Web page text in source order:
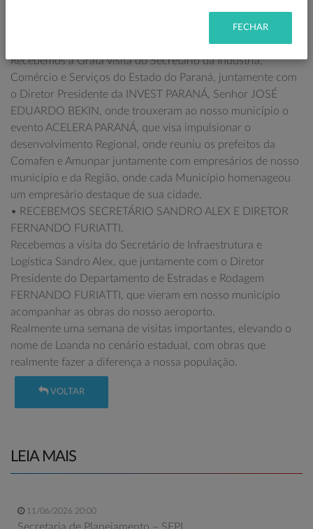
recursos para aplicação em obras de controle de erosão.
• RECEBEMOS SECRETÁRIO MARCO BRASIL COM O
Recebemos a Grata visita do Secretário da Indústria,
Comércio e Serviços do Estado do Paraná, juntamente com
o Diretor Presidente da INVEST PARANÁ, Senhor JOSÉ
EDUARDO BEKIN, onde trouxeram ao nosso município o
evento ACELERA PARANÁ, que visa impulsionar o
desenvolvimento Regional, onde reuniu os prefeitos da
Comafen e Amunpar juntamente com empresários de nosso
município e da Região, onde cada Município homenageou
um empresário destaque de sua cidade.
• RECEBEMOS SECRETÁRIO SANDRO ALEX E DIRETOR
FERNANDO FURIATTI.
Recebemos a visita do Secretário de Infraestrutura e
Logística Sandro Alex, que juntamente com o Diretor
Presidente do Departamento de Estradas e Rodagem
FERNANDO FURIATTI, que vieram em nosso município
acompanhar as obras do nosso aeroporto.
Realmente uma semana de visitas importantes, elevando o
nome de Loanda no cenário estadual, com obras que
realmente fazer a diferença a nossa população.
VOLTAR
LEIA MAIS
11/06/2026 20:00
FECHAR